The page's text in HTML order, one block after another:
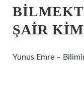
ŞAIR
Yunus Emre –